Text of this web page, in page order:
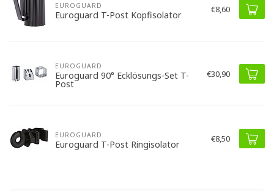
EUROGUARD
Euroguard T-Post Kopfisolator €8,60
EUROGUARD
Euroguard 90° Ecklösungs-Set T-
Post
€30,90
EUROGUARD
Euroguard T-Post Ringisolator €8,50